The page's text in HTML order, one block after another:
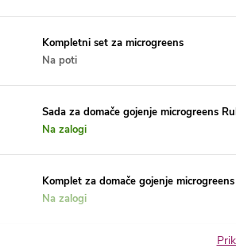
Kompletni set za microgreens
Na poti
Sada za domače gojenje microgreens
Na zalogi
Komplet za domače gojenje
Na zalogi